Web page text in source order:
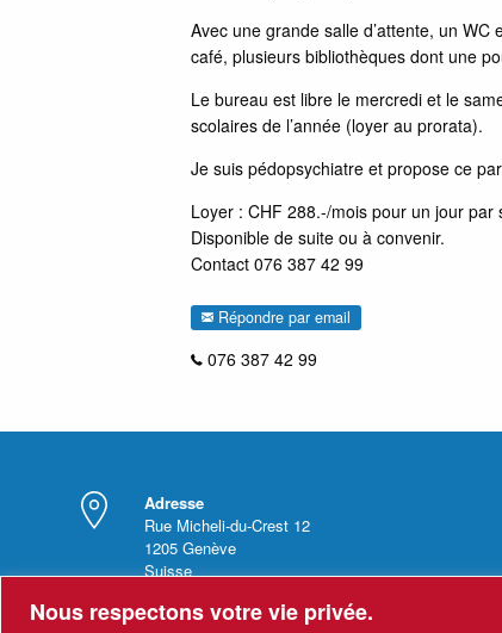
Nous respectons votre vie privée.
Avec une grande salle d’attente, un
café, plusieurs bibliothèques dont une
Le bureau est libre le mercredi et le
scolaires de l’année (loyer au prorata).
Je suis pédopsychiatre et propose ce
Loyer : CHF 288.-/mois pour un jour par
Disponible de suite ou à convenir.
Contact 076 387 42 99
Répondre par email
076 387 42 99
Adresse
Rue Micheli-du-Crest 12
1205 Genève
Suisse